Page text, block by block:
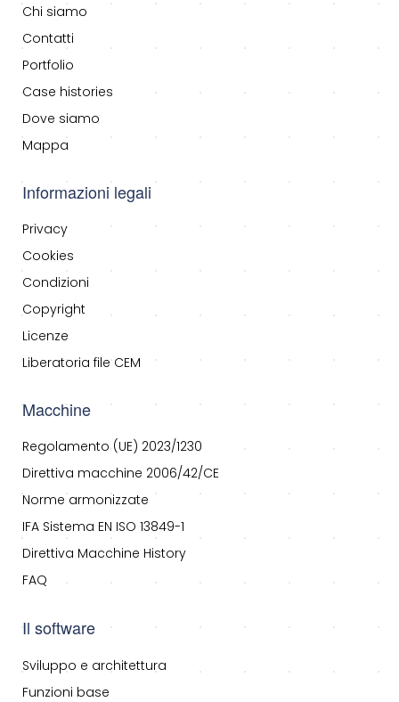
Chi siamo
Contatti
Portfolio
Case histories
Dove siamo
Mappa
Informazioni legali
Privacy
Cookies
Condizioni
Copyright
Licenze
Liberatoria file CEM
Macchine
Regolamento (UE) 2023/1230
Direttiva macchine 2006/42/CE
Norme armonizzate
IFA Sistema EN ISO 13849-1
Direttiva Macchine History
FAQ
Il software
Sviluppo e architettura
Funzioni base